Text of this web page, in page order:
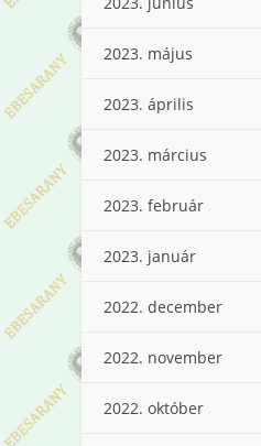
2023. május
2023. április
2023. március
2023. február
2023. január
2022. december
2022. november
2022. október